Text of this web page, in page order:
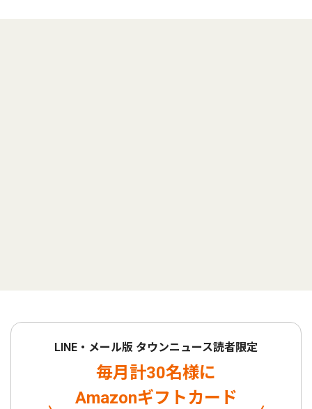
LINE・メール版 タウンニュース読者限定
毎月計30名様に
Amazonギフトカード